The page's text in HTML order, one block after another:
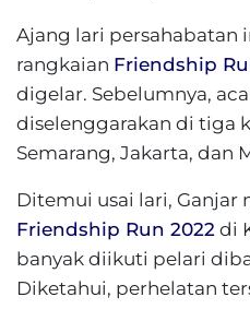
Ajang lari persahabatan
rangkaian Friendship
digelar. Sebelumnya,
diselenggarakan di tiga
Semarang, Jakarta, dan
Ditemui usai lari, Ganjar
Friendship Run 2022 di
banyak diikuti pelari
Diketahui, perhelatan